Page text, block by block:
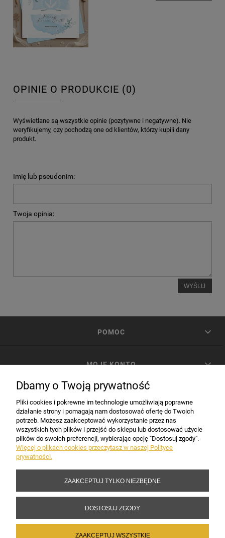
OPINIE O PRODUKCIE (0)
Wyświetlane są wszystkie opinie (pozytywne i negatywne). Nie
weryfikujemy, czy pochodzą one od klientów, którzy kupili dany
produkt.
Imię lub pseudonim:
Twoja opinia:
WYŚLIJ
POMOC
MOJE KONTO
INFORMACJE
Copyright 2017-2026 Sakramento.pl
Dbamy o Twoją prywatność
Pliki cookies i pokrewne im technologie umożliwiają poprawne
działanie strony i pomagają nam dostosować ofertę do Twoich
potrzeb. Możesz zaakceptować wykorzystanie przez nas
wszystkich tych plików i przejść do sklepu lub dostosować użycie
plików do swoich preferencji, wybierając opcję "Dostosuj zgody".
Więcej o plikach cookies przeczytasz w naszej Polityce
prywatności.
ZAAKCEPTUJ TYLKO NIEZBĘDNE
DOSTOSUJ ZGODY
ZAAKCEPTUJ WSZYSTKIE